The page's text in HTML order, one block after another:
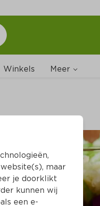
Winkels Meer
Wijnshop
maar
je doorklikt
kunnen wij
een e-